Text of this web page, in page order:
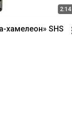
2:14
хамелеон» SHS